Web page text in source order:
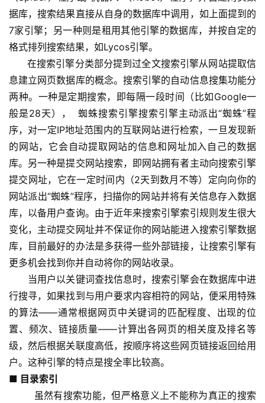
据库，搜索结果直接从自身的数据库中调用，如上面提到的
7家引擎；另一种则是租用其他引擎的数据库，并按自定的
格式排列搜索结果，如Lycos引擎。
在搜索引擎分类部分提到过全文搜索引擎从网站提取信
息建立网页数据库的概念。搜索引擎的自动信息搜集功能分
两种。一种是定期搜索，即每隔一段时间（比如Google一
般是28天），  蜘蛛搜索引擎搜索引擎主动派出“蜘蛛”程
序，对一定IP地址范围内的互联网站进行检索，一旦发现新
的网站，它会自动提取网站的信息和网址加入自己的数据
库。另一种是提交网站搜索，即网站拥有者主动向搜索引擎
提交网址，它在一定时间内（2天到数月不等）定向向你的
网站派出“蜘蛛”程序，扫描你的网站并将有关信息存入数据
库，以备用户查询。由于近年来搜索引擎索引规则发生很大
变化，主动提交网址并不保证你的网站能进入搜索引擎数据
库，目前最好的办法是多获得一些外部链接，让搜索引擎有
更多机会找到你并自动将你的网站收录。
当用户以关键词查找信息时，搜索引擎会在数据库中进
行搜寻，如果找到与用户要求内容相符的网站，便采用特殊
的算法——通常根据网页中关键词的匹配程度、出现的位
置、频次、链接质量——计算出各网页的相关度及排名等
级，然后根据关联度高低，按顺序将这些网页链接返回给用
户。这种引擎的特点是搜全率比较高。
■ 目录索引
虽然有搜索功能，但严格意义上不能称为真正的搜索